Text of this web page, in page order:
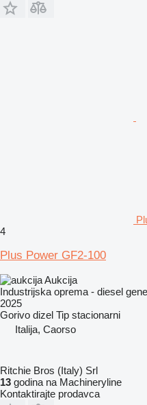
4
Plus Power GF2-100
Aukcija
Industrijska oprema - diesel
2025
Gorivo dizel Tip stacionarni
Italija, Caorso
Ritchie Bros (Italy) Srl
13 godina na Machineryline
Kontaktirajte prodavca